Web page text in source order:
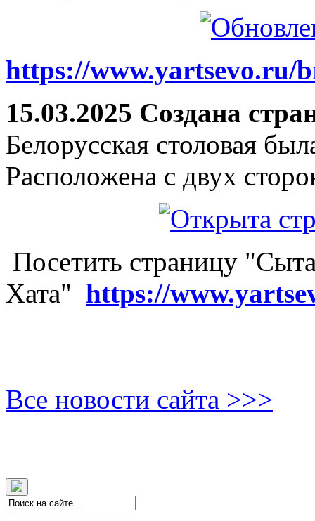
https://www.yartsevo.ru/
15.03.2025 Создана
Белорусская столовая
Расположена с двух
Посетить страницу
Хата" https://
Все новости сайта >>>